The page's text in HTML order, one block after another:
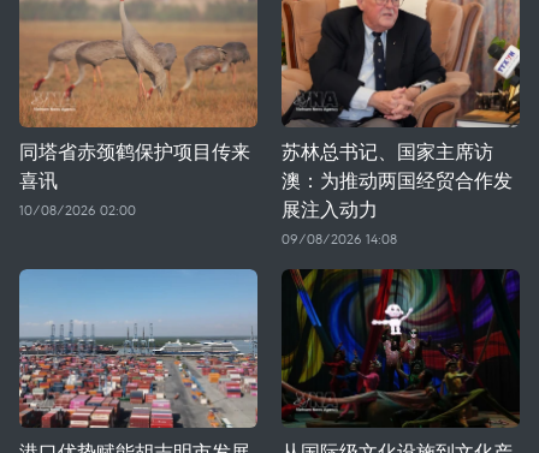
同塔省赤颈鹤保护项目传来
喜讯
10/08/2026 02:00
苏林总书记、国家主席访
澳：为推动两国经贸合作发
展注入动力
09/08/2026 14:08